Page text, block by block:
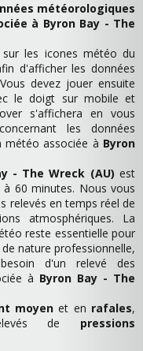
météorologiques
à Byron Bay - The
les icones météo du
d'afficher les données
devez jouer ensuite
le doigt sur mobile et
s'affichera en vous
les données
météo associée à Byron
- The Wreck (AU) est
60 minutes. Nous vous
relevés en temps réel de
atmosphériques. La
reste essentielle pour
nature professionnelle,
d'un relevé des
à Byron Bay - The
moyen et en rafales,
de pressions